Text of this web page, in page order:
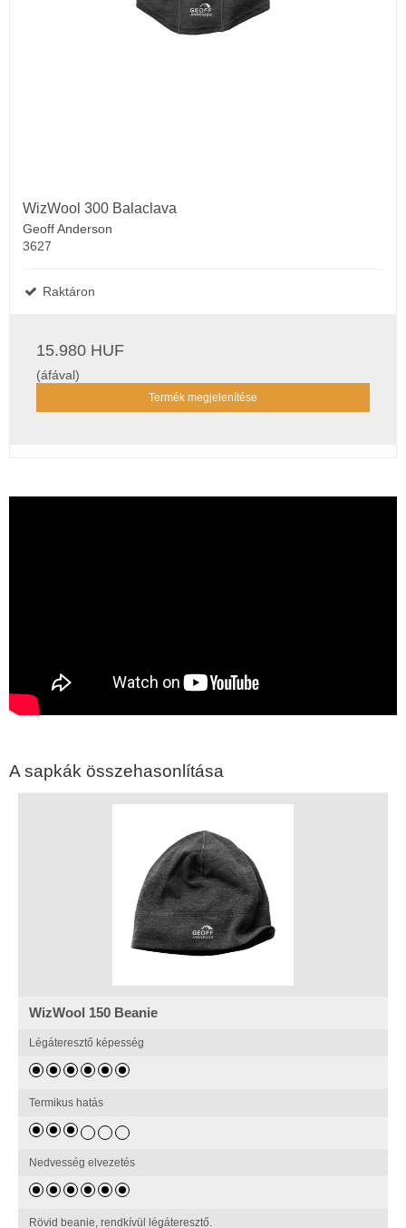
WizWool 300 Balaclava
Geoff Anderson
3627
Raktáron
15.980 HUF
(áfával)
Termék megjelenítése
A sapkák összehasonlítása
WizWool 150 Beanie
Légáteresztő képesség
Termikus hatás
Nedvesség elvezetés
Rövid beanie, rendkívül légáteresztő.